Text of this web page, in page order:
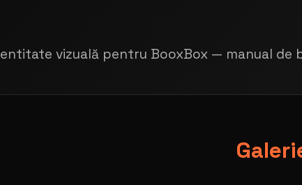
vizuală pentru BooxBox — manual